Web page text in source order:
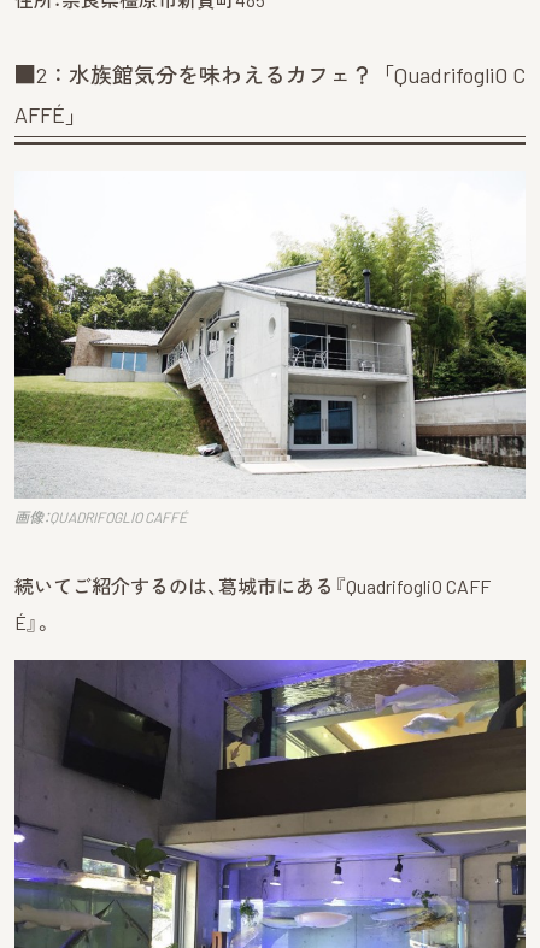
■2：水族館気分を味わえるカフェ？「QuadrifogliO C
AFFÉ」
画像：QUADRIFOGLIO CAFFÉ
続いてご紹介するのは、葛城市にある『QuadrifogliO CAFF
É』。